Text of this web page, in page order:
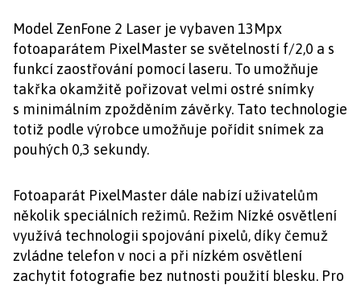
Model ZenFone 2 Laser je vybaven 13Mpx
fotoaparátem PixelMaster se světelností f/2,0 a s
funkcí zaostřování pomocí laseru. To umožňuje
takřka okamžitě pořizovat velmi ostré snímky
s minimálním zpožděním závěrky. Tato technologie
totiž podle výrobce umožňuje pořídit snímek za
pouhých 0,3 sekundy.
Fotoaparát PixelMaster dále nabízí uživatelům
několik speciálních režimů. Režim Nízké osvětlení
využívá technologii spojování pixelů, díky čemuž
zvládne telefon v noci a při nízkém osvětlení
zachytit fotografie bez nutnosti použití blesku. Pro